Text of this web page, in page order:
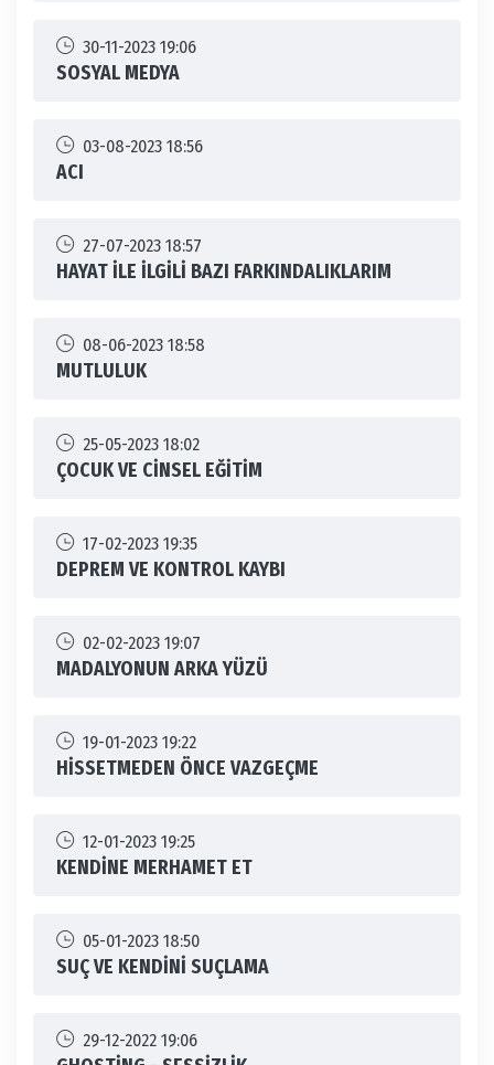
30-11-2023 19:06
SOSYAL MEDYA
03-08-2023 18:56
ACI
27-07-2023 18:57
HAYAT İLE İLGİLİ BAZI FARKINDALIKLARIM
08-06-2023 18:58
MUTLULUK
25-05-2023 18:02
ÇOCUK VE CİNSEL EĞİTİM
17-02-2023 19:35
DEPREM VE KONTROL KAYBI
02-02-2023 19:07
MADALYONUN ARKA YÜZÜ
19-01-2023 19:22
HİSSETMEDEN ÖNCE VAZGEÇME
12-01-2023 19:25
KENDİNE MERHAMET ET
05-01-2023 18:50
SUÇ VE KENDİNİ SUÇLAMA
29-12-2022 19:06